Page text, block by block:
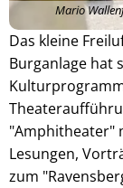
Mario
Das kleine
Burganlage hat
"Amphitheater"
Lesungen,
zum